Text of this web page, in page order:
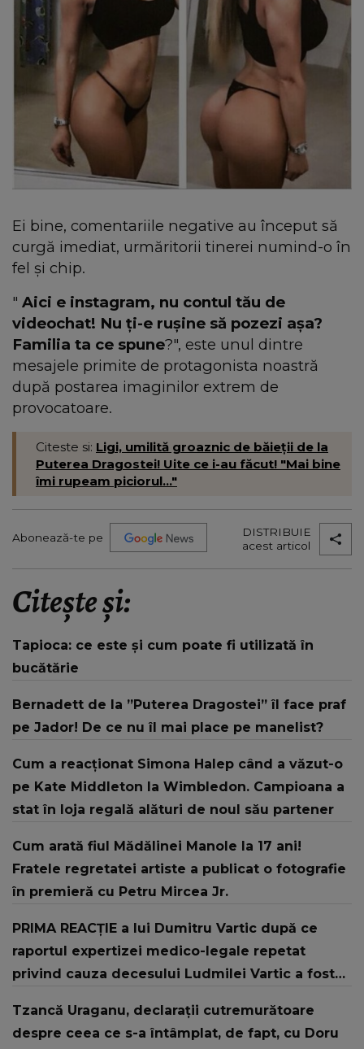
Ei bine, comentariile negative au început să
curgă imediat, urmăritorii tinerei numind-o în
fel şi chip.
" Aici e instagram, nu contul tău de
videochat! Nu ţi-e ruşine să pozezi aşa?
Familia ta ce spune?", este unul dintre
mesajele primite de protagonista noastră
după postarea imaginilor extrem de
provocatoare.
Citeste si: Ligi, umilită groaznic de băieţii de la
Puterea Dragostei! Uite ce i-au făcut! "Mai bine
îmi rupeam piciorul..."
Abonează-te pe
DISTRIBUIE
acest articol
Citește și:
Tapioca: ce este și cum poate fi utilizată în
bucătărie
Bernadett de la ”Puterea Dragostei” îl face praf
pe Jador! De ce nu îl mai place pe manelist?
Cum a reacționat Simona Halep când a văzut-o
pe Kate Middleton la Wimbledon. Campioana a
stat în loja regală alături de noul său partener
Cum arată fiul Mădălinei Manole la 17 ani!
Fratele regretatei artiste a publicat o fotografie
în premieră cu Petru Mircea Jr.
PRIMA REACȚIE a lui Dumitru Vartic după ce
raportul expertizei medico-legale repetat
privind cauza decesului Ludmilei Vartic a fost
specialiștilor: "În momentul..."
Tzancă Uraganu, declarații cutremurătoare
despre ceea ce s-a întâmplat, de fapt, cu Doru